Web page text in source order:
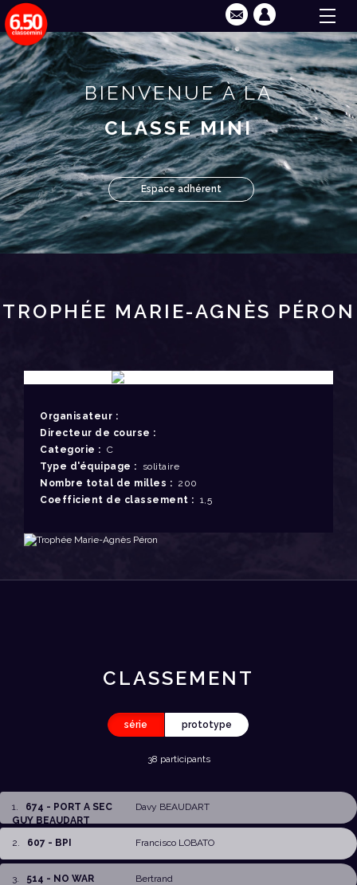
BIENVENUE À LA
CLASSE MINI
Espace adhérent
TROPHÉE MARIE-AGNÈS PÉRON
Organisateur :
Directeur de course :
Categorie : C
Type d'équipage : solitaire
Nombre total de milles : 200
Coefficient de classement : 1,5
CLASSEMENT
série prototype
38 participants
1
674 - PORT A SEC
GUY BEAUDART
Davy BEAUDART
2 607 - BPI Francisco LOBATO
3 514 - NO WAR
Bertrand